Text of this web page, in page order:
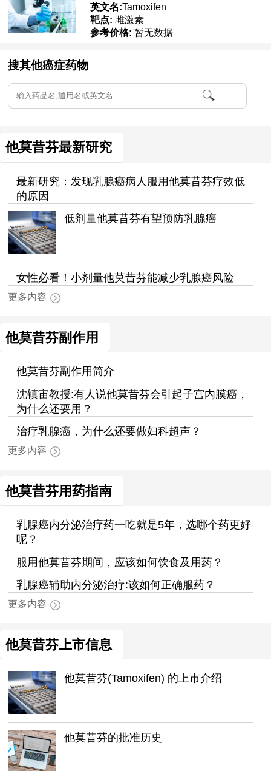
英文名:Tamoxifen
靶点: 雌激素
参考价格: 暂无数据
搜其他癌症药物
他莫昔芬最新研究
最新研究：发现乳腺癌病人服用他莫昔芬疗效低
的原因
低剂量他莫昔芬有望预防乳腺癌
女性必看！小剂量他莫昔芬能减少乳腺癌风险
更多内容
他莫昔芬副作用
他莫昔芬副作用简介
沈镇宙教授:有人说他莫昔芬会引起子宫内膜癌，
为什么还要用？
治疗乳腺癌，为什么还要做妇科超声？
更多内容
他莫昔芬用药指南
乳腺癌内分泌治疗药一吃就是5年，选哪个药更好
呢？
服用他莫昔芬期间，应该如何饮食及用药？
乳腺癌辅助内分泌治疗:该如何正确服药？
更多内容
他莫昔芬上市信息
他莫昔芬(Tamoxifen) 的上市介绍
他莫昔芬的批准历史